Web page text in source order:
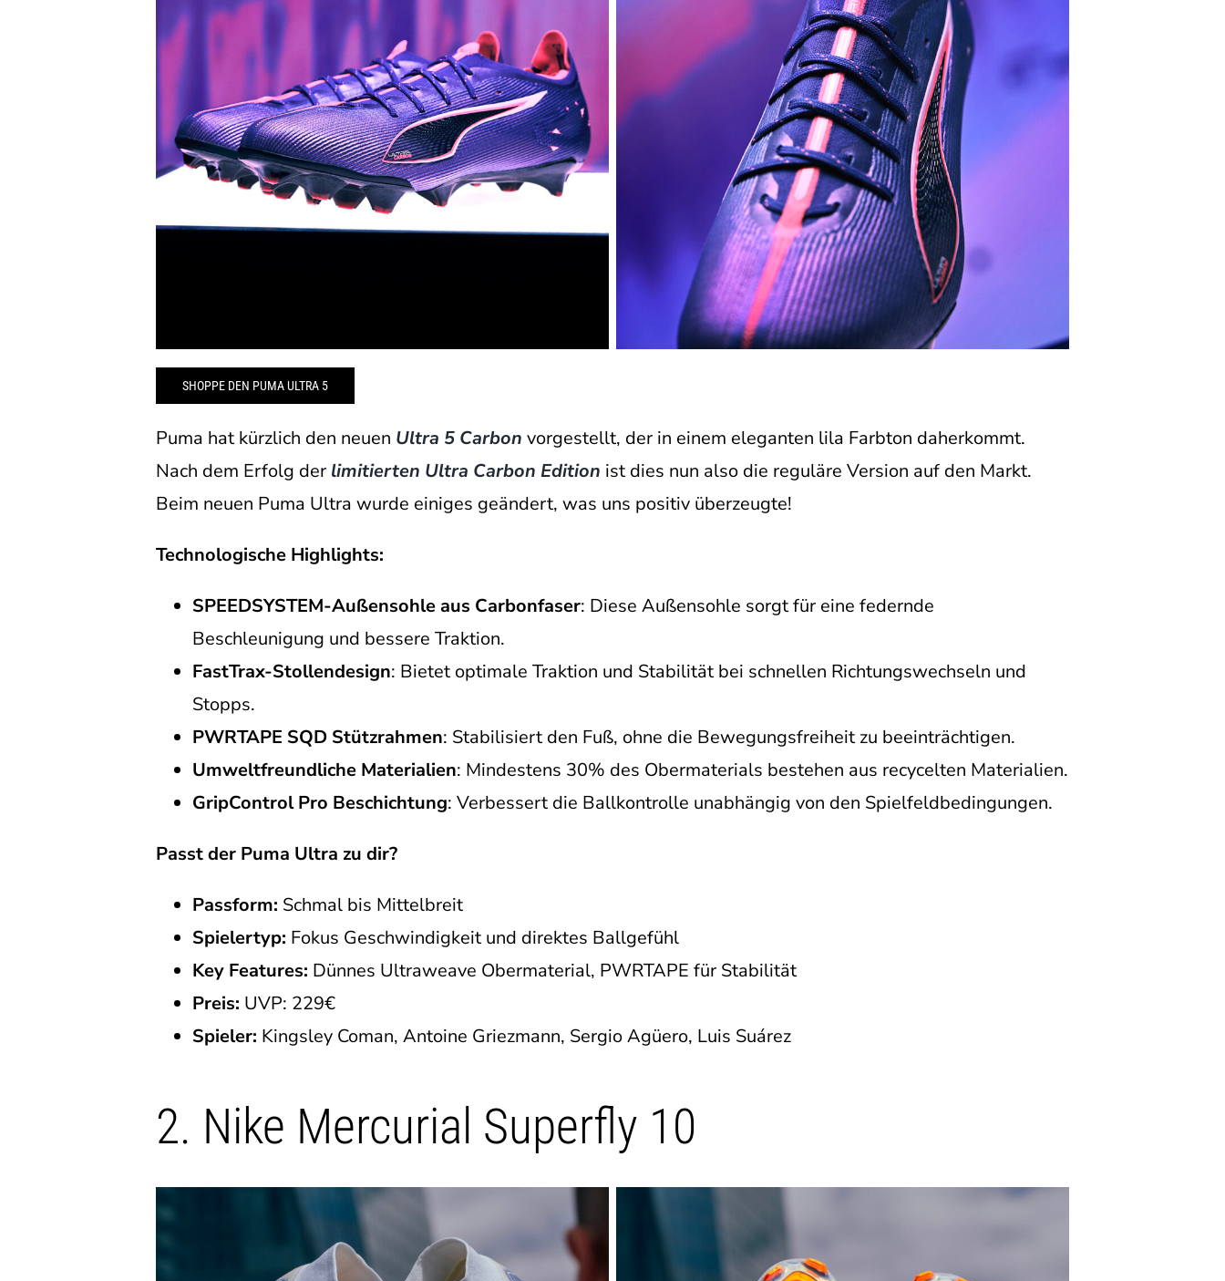
SHOPPE DEN PUMA ULTRA 5
Puma hat kürzlich den neuen Ultra 5 Carbon vorgestellt, der in einem eleganten lila Farbton daherkommt.
Nach dem Erfolg der limitierten Ultra Carbon Edition ist dies nun also die reguläre Version auf den Markt.
Beim neuen Puma Ultra wurde einiges geändert, was uns positiv überzeugte!
Technologische Highlights:
SPEEDSYSTEM-Außensohle aus Carbonfaser: Diese Außensohle sorgt für eine federnde
Beschleunigung und bessere Traktion.
FastTrax-Stollendesign: Bietet optimale Traktion und Stabilität bei schnellen Richtungswechseln und
Stopps.
PWRTAPE SQD Stützrahmen: Stabilisiert den Fuß, ohne die Bewegungsfreiheit zu beeinträchtigen.
Umweltfreundliche Materialien: Mindestens 30% des Obermaterials bestehen aus recycelten Materialien.
GripControl Pro Beschichtung: Verbessert die Ballkontrolle unabhängig von den Spielfeldbedingungen.
Passt der Puma Ultra zu dir?
Passform: Schmal bis Mittelbreit
Spielertyp: Fokus Geschwindigkeit und direktes Ballgefühl
Key Features: Dünnes Ultraweave Obermaterial, PWRTAPE für Stabilität
Preis: UVP: 229€
Spieler: Kingsley Coman, Antoine Griezmann, Sergio Agüero, Luis Suárez
2. Nike Mercurial Superfly 10